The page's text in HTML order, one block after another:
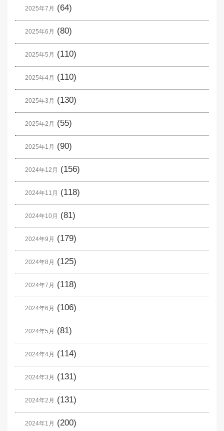
2025年7月 (64)
2025年6月 (80)
2025年5月 (110)
2025年4月 (110)
2025年3月 (130)
2025年2月 (55)
2025年1月 (90)
2024年12月 (156)
2024年11月 (118)
2024年10月 (81)
2024年9月 (179)
2024年8月 (125)
2024年7月 (118)
2024年6月 (106)
2024年5月 (81)
2024年4月 (114)
2024年3月 (131)
2024年2月 (131)
2024年1月 (200)